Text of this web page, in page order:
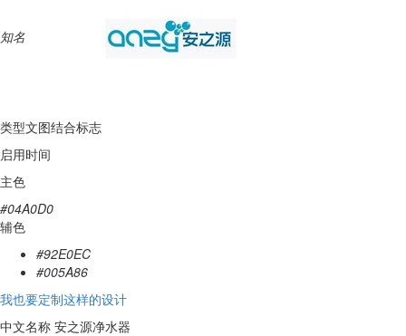
知名
类型文图结合标志
启用时间
主色
#04A0D0
辅色
#92E0EC
#005A86
我也要定制这样的设计
中文名称 安之源净水器